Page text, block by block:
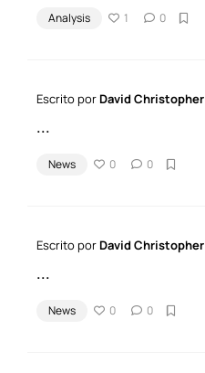
Analysis 1 0
Escrito porDavid Christopher
...
News 0 0
Escrito porDavid Christopher
...
News 0 0